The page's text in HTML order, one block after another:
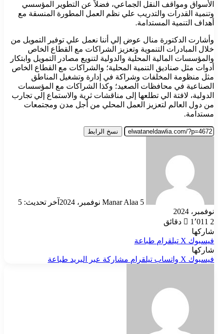
الأسواق ومواقف النقل الجماعي، فضلاً عن التطوير المؤسسي
وتنمية القدرات والتدريب علي نظم العمل المطورة المنسقة مع
أهداف التنمية المستدامة.
وأشارت الدكتورة منال عوض إلي أننا نعمل علي توفير التمويل من
خلال المبادرات التنموية وتعزيز الشراكات مع القطاع الخاص
والمؤسسات المالية المحلية والدولية لتنويع مصادر التمويل وابتكار
أدوات مثل صناديق التنمية المحلية؛ والشراكات مع القطاع الخاص
مثل منظومة المخلفات وشراكة في إدارة وتشغيل المناطق
الصناعية في محافظات الصعيد؛ وكذا الشراكات مع المؤسسات
الدولية، لافتة الي تطلعها إلى مناقشات ثرية والاستماع إلي تجارب
من دول العالم لتعزيز العمل المحلي من أجل مدن ومجتمعات
مستدامة.
نسخ الرابط
Manar Alaa 5 نوفمبر، 2024
آخر تحديث: 5
نوفمبر، 2024
1٬011 2 دقائق
شاركها
فيسبوك ‫X تيلقرام طباعة
شاركها
فيسبوك ‫X واتساب تيلقرام مشاركة عبر البريد طباعة